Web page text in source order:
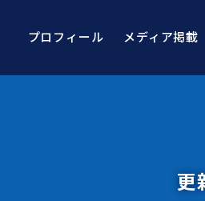
プロフィール メディア掲載
更